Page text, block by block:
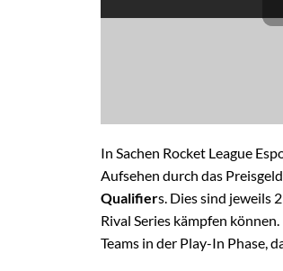
In Sachen Rocket League
Aufsehen durch das
Qualifiers. Dies sind jeweils
Rival Series kämpfen
Teams in der Play-In Phase,